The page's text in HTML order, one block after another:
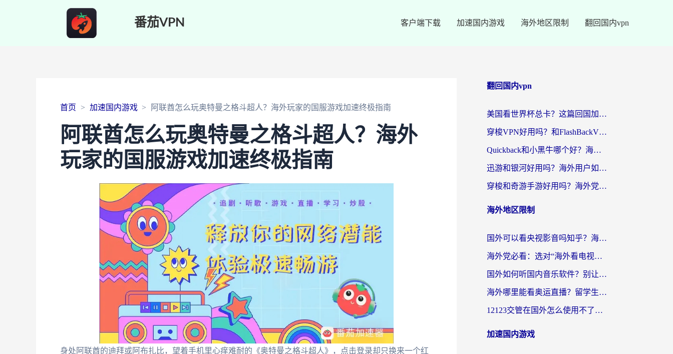
番茄VPN 客户端下载 加速国内游戏 海外地区限制 翻回国内vpn
首页 加速国内游戏 阿联酋怎么玩奥特曼之格斗超人？海外玩家的国服游戏加速终极指南
阿联酋怎么玩奥特曼之格斗超人？海外
玩家的国服游戏加速终极指南
身处阿联酋的迪拜或阿布扎比，望着手机里心痒难耐的《奥特曼之格斗超人》，点击登录却只换来一个红
翻回国内vpn
美国看世界杯总卡？这篇回国加速器指南帮你无缝刷国内资源（附苹果手机VPN设置步骤）
穿梭VPN好用吗？和FlashBackVPN对比哪个回国效果更好？
Quickback和小黑牛哪个好？海外党亲测指南，选对回国加速器秒回国内
迅游和银河好用吗？海外用户如何选择回国加速器实现无缝访问国内资源
穿梭和奇游手游好用吗？海外党亲测3款回国加速器，附蜜蜂加速器七天试用攻略
海外地区限制
国外可以看央视影音吗知乎？海外党亲测有效的回国加速方案
海外党必看：选对“海外看电视剧软件”，再也不用愁国内剧刷不了
国外如何听国内音乐软件？别让地域限制，断了你的中文歌单
海外哪里能看奥运直播？留学生&海外华人必看的体育赛事观赛终极指南
12123交管在国外怎么使用不了？海外华人必看的无缝访问国内资源指南
加速国内游戏